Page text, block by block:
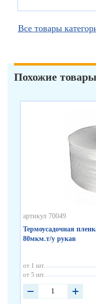
Все товары
Похожие товары
артикул 70049
Термоусадочная
80мкм.т/у рукав
от 1 шт.
от 5 шт.